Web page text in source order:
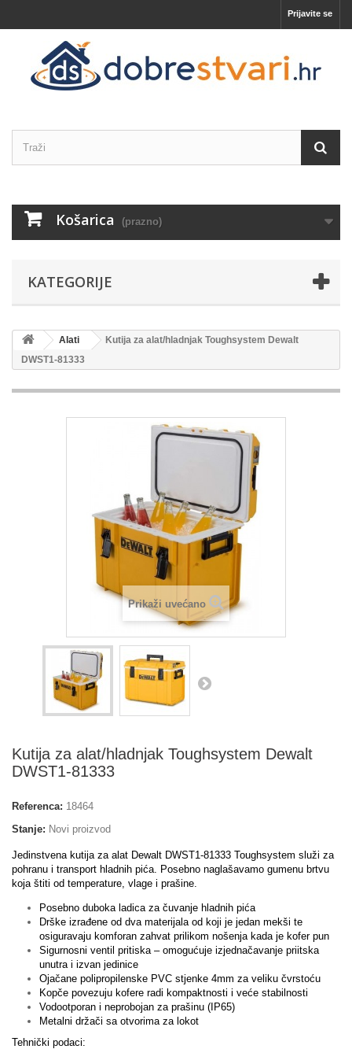
Prijavite se
Košarica (prazno)
KATEGORIJE
Alati
Kutija za alat/hladnjak Toughsystem Dewalt
DWST1-81333
Prikaži uvećano
Kutija za alat/hladnjak Toughsystem Dewalt
DWST1-81333
Referenca: 18464
Stanje: Novi proizvod
Jedinstvena kutija za alat Dewalt DWST1-81333 Toughsystem služi za
pohranu i transport hladnih pića. Posebno naglašavamo gumenu brtvu
koja štiti od temperature, vlage i prašine.
Posebno duboka ladica za čuvanje hladnih pića
Drške izrađene od dva materijala od koji je jedan mekši te
osiguravaju komforan zahvat prilikom nošenja kada je kofer pun
Sigurnosni ventil pritiska – omogućuje izjednačavanje priitska
unutra i izvan jedinice
Ojačane polipropilenske PVC stjenke 4mm za veliku čvrstoću
Kopče povezuju kofere radi kompaktnosti i veće stabilnosti
Vodootporan i neprobojan za prašinu (IP65)
Metalni držači sa otvorima za lokot
Tehnički podaci: